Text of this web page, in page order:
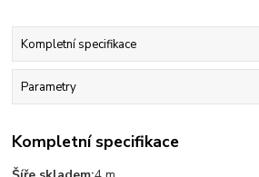
Kompletní specifikace
Parametry
Kompletní specifikace